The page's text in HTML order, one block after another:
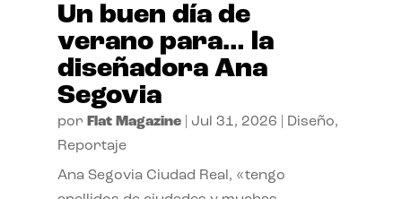
Un buen día de
verano para… la
diseñadora Ana
Segovia
por Flat Magazine| Jul 31, 2026 Diseño,
Reportaje
Ana Segovia Ciudad Real, «tengo